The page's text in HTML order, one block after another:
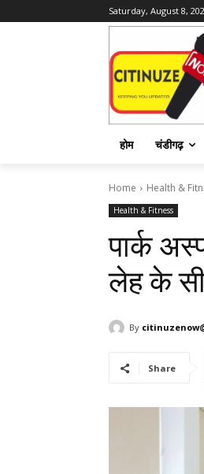
Saturday, August 8,
होम चंडीगढ़
Home Health &
Health & Fitness
पार्क
लेह के
By
Share